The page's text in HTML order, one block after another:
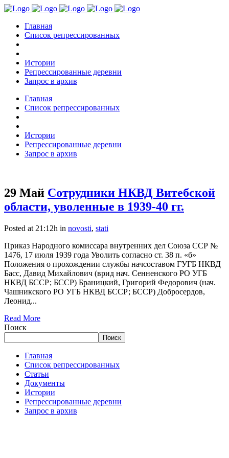
Главная
Список репрессированных
Истории
Репрессированные деревни
Запрос в архив
Главная
Список репрессированных
Истории
Репрессированные деревни
Запрос в архив
29 Май Сотрудники НКВД Витебской
области, уволенные в 1939-40 гг.
Posted at 21:12h in novosti, stati
Приказ Народного комиссара внутренних дел Союза ССР №
1476, 17 июля 1939 года Уволить согласно ст. 38 п. «б»
Положения о прохождении службы начсоставом ГУГБ НКВД
Басс, Давид Михайлович (врид нач. Сенненского РО УГБ
НКВД БССР; БССР) Браницкий, Григорий Федорович (нач.
Чашникского РО УГБ НКВД БССР; БССР) Добросердов,
Леонид...
Read More
Поиск
Поиск
Главная
Список репрессированных
Статьи
Документы
Истории
Репрессированные деревни
Запрос в архив